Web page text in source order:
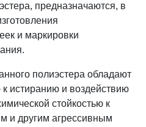
предназначаются, в
и маркировки
полиэстера обладают
истиранию и воздействию
стойкостью к
и другим агрессивным